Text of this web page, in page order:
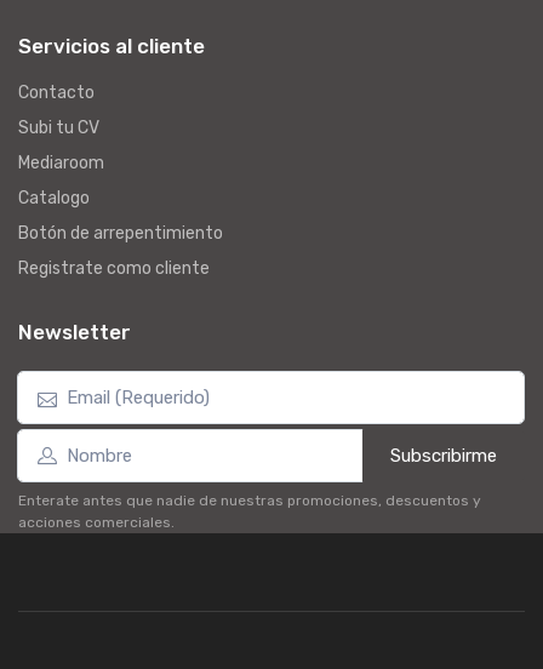
Servicios al cliente
Contacto
Subi tu CV
Mediaroom
Catalogo
Botón de arrepentimiento
Registrate como cliente
Newsletter
Subscribirme
Enterate antes que nadie de nuestras promociones, descuentos y
acciones comerciales.